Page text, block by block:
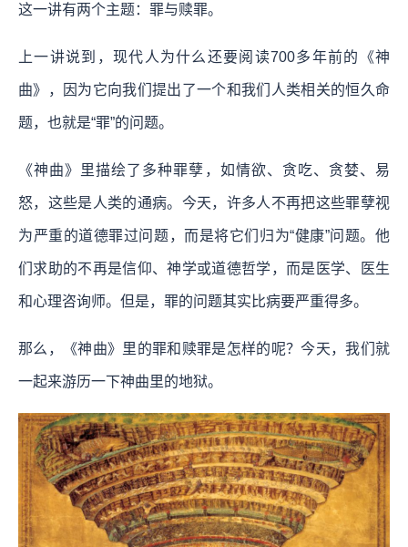
这一讲有两个主题：罪与赎罪。
上一讲说到，现代人为什么还要阅读700多年前的《神
曲》，因为它向我们提出了一个和我们人类相关的恒久命
题，也就是“罪”的问题。
《神曲》里描绘了多种罪孽，如情欲、贪吃、贪婪、易
怒，这些是人类的通病。今天，许多人不再把这些罪孽视
为严重的道德罪过问题，而是将它们归为“健康”问题。他
们求助的不再是信仰、神学或道德哲学，而是医学、医生
和心理咨询师。但是，罪的问题其实比病要严重得多。
那么，《神曲》里的罪和赎罪是怎样的呢？今天，我们就
一起来游历一下神曲里的地狱。